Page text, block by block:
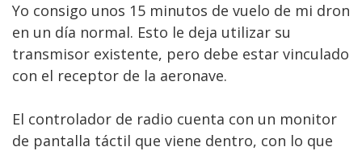
Yo consigo unos 15 minutos de vuelo de mi dron
en un día normal. Esto le deja utilizar su
transmisor existente, pero debe estar vinculado
con el receptor de la aeronave.
El controlador de radio cuenta con un monitor
de pantalla táctil que viene dentro, con lo que